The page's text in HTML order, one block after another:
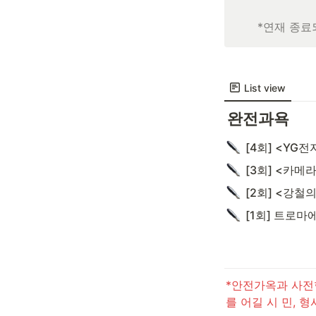
*연재 종료
List view
완전과욕
[4회] <YG전
[2회] <강철
[1회] 트로마
*안전가옥과 사
를 어길 시 민, 형